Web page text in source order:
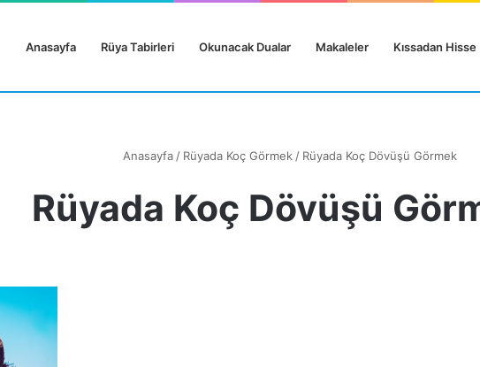
Anasayfa Rüya Tabirleri Okunacak Dualar Makaleler Kıssadan Hisse
Anasayfa / Rüyada Koç Görmek / Rüyada Koç Dövüşü Görmek
Rüyada Koç Dövüşü